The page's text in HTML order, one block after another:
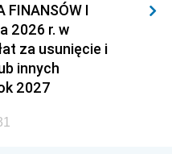
FINANSÓW I
2026 r. w
za usunięcie i
innych
2027